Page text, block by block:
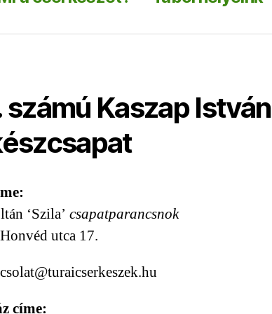
számú Kaszap István
‘Szila’ csapatparancsnok
utca 17.
címe: